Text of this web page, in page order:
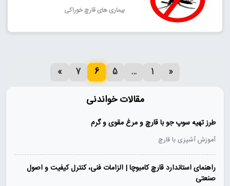
بیماری های قارچ خوراکی
«
1
…
5
6
7
»
مقالات خواندنی
طرز تهیه سوپ جو با قارچ و مرغ مقوی و گرم
آموزش آشپزی با قارچ
راهنمای استاندارد قارچ کامبوچا | الزامات فنی، کنترل کیفیت و اصول
صنعتی